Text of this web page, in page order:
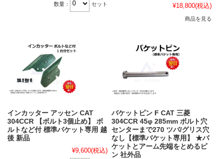
数量： セット
¥18,800(税込)
商品を見る
インカッター アッセン CAT
304CCR 【ボルト3個止め】 ボ
ルトなど付 標準バケット専用 越
後 新品
¥9,600(税込)
バケットピン F CAT 三菱
304CCR 45φ 285mm ボルト穴
センターまで270 ツバ/グリス穴
なし【標準バケット専用】 ★バ
ケットとアーム先端をとめるピ
ン 社外品